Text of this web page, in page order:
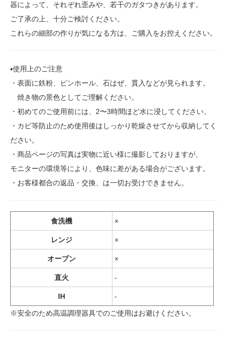
器によって、それぞれ歪みや、若干のガタつきがあります。
ご了承の上、十分ご検討ください。
これらの細部の作りが気になる方は、ご購入をお控えください。
▪️使用上のご注意
・表面に鉄粉、ピンホール、石はぜ、貫入などが見られます。
焼き物の景色としてご理解ください。
・初めてのご使用前には、2〜3時間ほど水に浸してください。
・カビ等防止のため使用後はしっかり乾燥させてから収納してく
ださい。
・商品ページの写真は実物に近い様に撮影しておりますが、
モニターの環境等により、色味に差がある場合がございます。
・お客様都合の返品・交換、は一切お受けできません。
食洗機 ×
レンジ ×
オーブン ×
直火 -
IH -
※安全のため高温調理器具でのご使用はお避けください。